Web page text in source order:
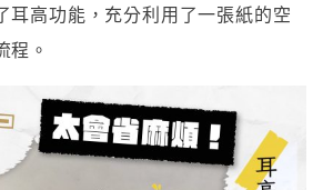
耳高功能，充分利用了一張紙的空
程。